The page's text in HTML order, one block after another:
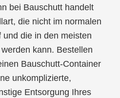
bei Bauschutt handelt
die nicht im normalen
die in den meisten
kann. Bestellen
Bauschutt-Container
unkomplizierte,
Entsorgung Ihres